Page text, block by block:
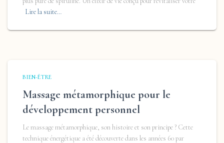
Lire la suite…
BIEN-ÊTRE
Massage métamorphique pour le
développement personnel
Le massage métamorphique, son histoire et son principe ? Cette
technique énergétique a été découverte dans les années 60 par